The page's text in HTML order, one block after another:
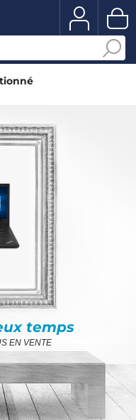
temps
EN VENTE